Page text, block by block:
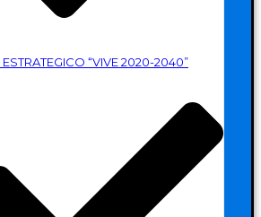
ESTRATEGICO “VIVE 2020-2040”